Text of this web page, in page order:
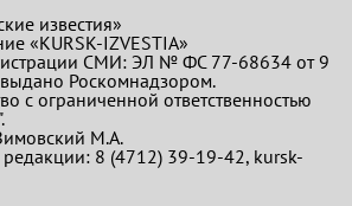
известия»
«KURSK-IZVESTIA»
СМИ: ЭЛ № ФС 77-68634 от 9
Роскомнадзором.
с ограниченной ответственностью
М.А.
8 (4712) 39-19-42, kursk-